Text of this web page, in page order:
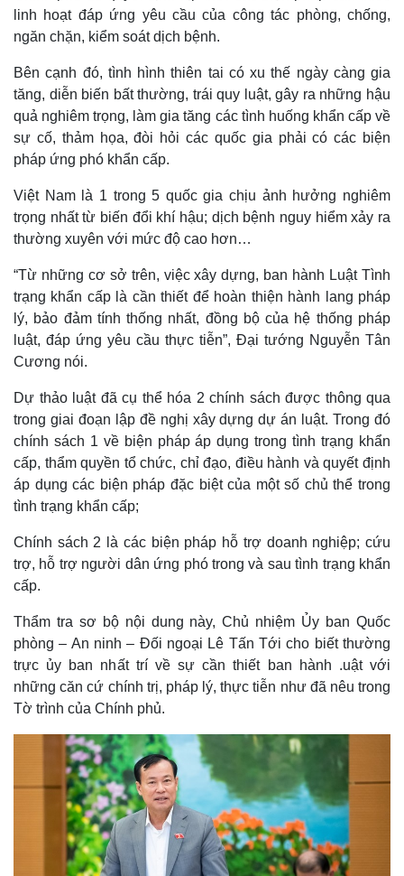
Kinh tế
Bất động sản
Khởi nghiệp
Thị trường
Giá vàng
Tiêu dùng
Giá cà phê
linh hoạt đáp ứng yêu cầu của công tác phòng, chống,
ngăn chặn, kiểm soát dịch bệnh.
Bên cạnh đó, tình hình thiên tai có xu thế ngày càng gia
tăng, diễn biến bất thường, trái quy luật, gây ra những hậu
quả nghiêm trọng, làm gia tăng các tình huống khẩn cấp về
sự cố, thảm họa, đòi hỏi các quốc gia phải có các biện
pháp ứng phó khẩn cấp.
Việt Nam là 1 trong 5 quốc gia chịu ảnh hưởng nghiêm
trọng nhất từ biến đổi khí hậu; dịch bệnh nguy hiểm xảy ra
thường xuyên với mức độ cao hơn…
“Từ những cơ sở trên, việc xây dựng, ban hành Luật Tình
trạng khẩn cấp là cần thiết để hoàn thiện hành lang pháp
lý, bảo đảm tính thống nhất, đồng bộ của hệ thống pháp
luật, đáp ứng yêu cầu thực tiễn”, Đại tướng Nguyễn Tân
Cương nói.
Dự thảo luật đã cụ thể hóa 2 chính sách được thông qua
trong giai đoạn lập đề nghị xây dựng dự án luật. Trong đó
chính sách 1 về biện pháp áp dụng trong tình trạng khẩn
cấp, thẩm quyền tổ chức, chỉ đạo, điều hành và quyết định
áp dụng các biện pháp đặc biệt của một số chủ thể trong
tình trạng khẩn cấp;
Chính sách 2 là các biện pháp hỗ trợ doanh nghiệp; cứu
trợ, hỗ trợ người dân ứng phó trong và sau tình trạng khẩn
cấp.
Thẩm tra sơ bộ nội dung này, Chủ nhiệm Ủy ban Quốc
phòng – An ninh – Đối ngoại Lê Tấn Tới cho biết thường
trực ủy ban nhất trí về sự cần thiết ban hành .uật với
những căn cứ chính trị, pháp lý, thực tiễn như đã nêu trong
Tờ trình của Chính phủ.